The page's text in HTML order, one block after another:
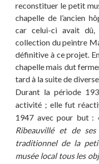
reconstituer le petit
chapelle de l’ancien
car celui-ci avait
collection du peintre
définitive à ce projet.
chapelle mais dut
tard à la suite de
Durant la période
activité ; elle fut
1947 avec pour but :
Ribeauvillé et de
traditionnel de la
musée local tous les